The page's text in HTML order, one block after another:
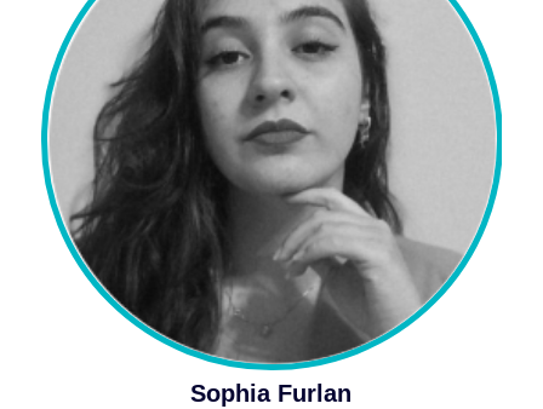
Sophia Furlan